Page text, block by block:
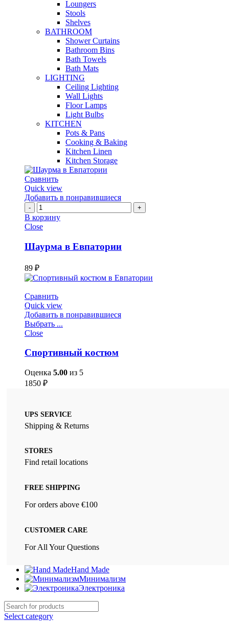
Loungers
Stools
Shelves
BATHROOM
Shower Curtains
Bathroom Bins
Bath Towels
Bath Mats
LIGHTING
Ceiling Lighting
Wall Lights
Floor Lamps
Light Bulbs
KITCHEN
Pots & Pans
Cooking & Baking
Kitchen Linen
Kitchen Storage
Сравнить
Quick view
Добавить в понравившиеся
Количество
Шаурма
в
В корзину
Close
Шаурма в Евпатории
89 ₽
Сравнить
Quick view
Добавить в понравившиеся
Выбрать ...
Close
Спортивный костюм
Оценка 5.00 из 5
1850 ₽
UPS SERVICE
Shipping & Returns
STORES
Find retail locations
FREE SHIPPING
For orders above €100
CUSTOMER CARE
For All Your Questions
Hand Made
Минимализм
Электроника
Select category